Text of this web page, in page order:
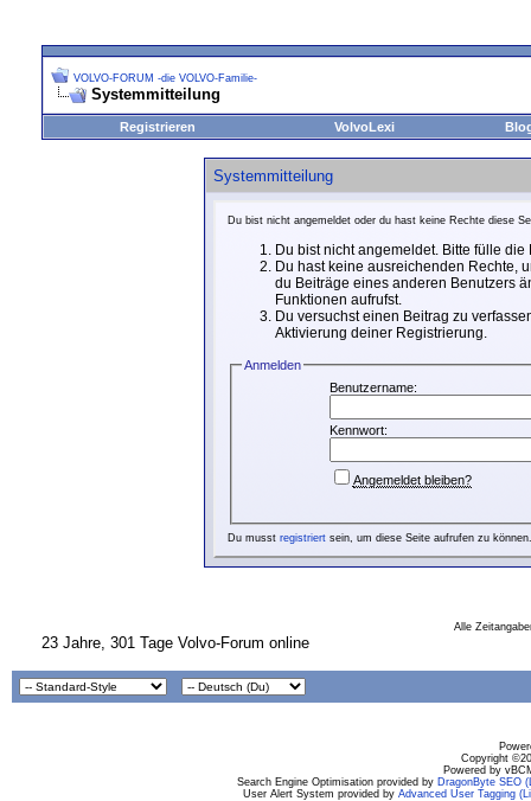
VOLVO-FORUM -die VOLVO-Familie-
Systemmitteilung
Registrieren VolvoLexi
Systemmitteilung
Du bist nicht angemeldet oder du hast keine Rechte diese
Du bist nicht angemeldet. Bitte fülle
Du hast keine ausreichenden Rechte,
du Beiträge eines anderen Benutzers
Funktionen aufrufst.
Du versuchst einen Beitrag zu
Aktivierung deiner Registrierung.
Anmelden
Benutzername:
Kennwort:
Angemeldet bleiben?
Du musst registriertsein, um diese Seite aufrufen zu können.
Alle
23 Jahre, 301 Tage Volvo-Forum online
Copyright
Powered by
Search Engine Optimisation provided by DragonByte SEO
User Alert System provided by Advanced User Tagging